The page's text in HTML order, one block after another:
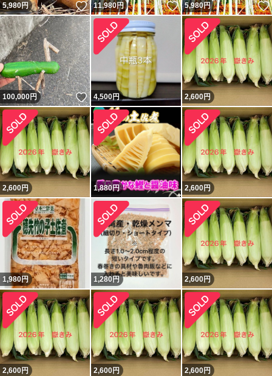
5,980円 いいね！
11,980円 いいね！
5,980円
100,000円 いいね！
4,500円 2,600円
2,600円 1,880円 2,600円
1,980円 1,280円 2,600円
2,600円 2,600円 2,600円